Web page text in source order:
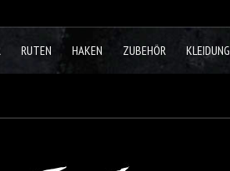
RUTEN HAKEN ZUBEHÖR KLEIDUNG